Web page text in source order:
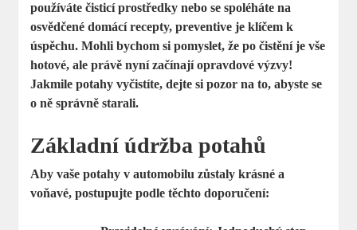
používáte čisticí prostředky nebo se spoléháte na
osvědčené domácí recepty, preventive je klíčem k
úspěchu. Mohli bychom si pomyslet, že po čistění je vše
hotové, ale právě nyní začínají opravdové výzvy!
Jakmile potahy vyčistíte, dejte si pozor na to, abyste se
o ně správně starali.
Základní údržba potahů
Aby vaše potahy v automobilu zůstaly krásné a
voňavé, postupujte podle těchto doporučení: